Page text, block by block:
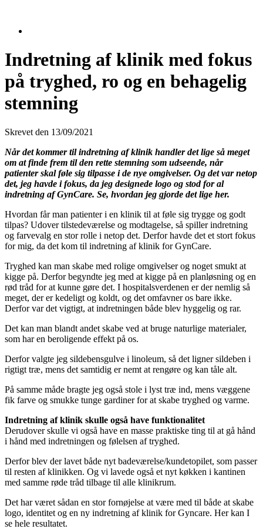
Indretning af klinik med fokus
på tryghed, ro og en behagelig
stemning
Skrevet den 13/09/2021
Når det kommer til indretning af klinik handler det lige så meget
om at finde frem til den rette stemning som udseende, når
patienter skal føle sig tilpasse i de nye omgivelser. Og det var netop
det, jeg havde i fokus, da jeg designede logo og stod for al
indretning af GynCare. Se, hvordan jeg gjorde det lige her.
Hvordan får man patienter i en klinik til at føle sig trygge og godt
tilpas? Udover tilstedeværelse og modtagelse, så spiller indretning
og farvevalg en stor rolle i netop det. Derfor havde det et stort fokus
for mig, da det kom til indretning af klinik for GynCare.
Tryghed kan man skabe med rolige omgivelser og noget smukt at
kigge på. Derfor begyndte jeg med at kigge på en planløsning og en
rød tråd for at kunne gøre det. I hospitalsverdenen er der nemlig så
meget, der er kedeligt og koldt, og det omfavner os bare ikke.
Derfor var det vigtigt, at indretningen både blev hyggelig og rar.
Det kan man blandt andet skabe ved at bruge naturlige materialer,
som har en beroligende effekt på os.
Derfor valgte jeg sildebensgulve i linoleum, så det ligner sildeben i
rigtigt træ, mens det samtidig er nemt at rengøre og kan tåle alt.
På samme måde bragte jeg også stole i lyst træ ind, mens væggene
fik farve og smukke tunge gardiner for at skabe tryghed og varme.
Indretning af klinik skulle også have funktionalitet
Derudover skulle vi også have en masse praktiske ting til at gå hånd
i hånd med indretningen og følelsen af tryghed.
Derfor blev der lavet både nyt badeværelse/kundetopilet, som passer
til resten af klinikken. Og vi lavede også et nyt køkken i kantinen
med samme røde tråd tilbage til alle klinikrum.
Det har været sådan en stor fornøjelse at være med til både at skabe
logo, identitet og en ny indretning af klinik for Gyncare. Her kan I
se hele resultatet.